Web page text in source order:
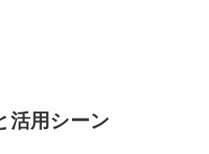
活用シーン